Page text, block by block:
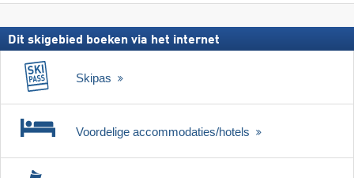
Dit skigebied boeken via het internet
Skipas
Voordelige accommodaties/hotels